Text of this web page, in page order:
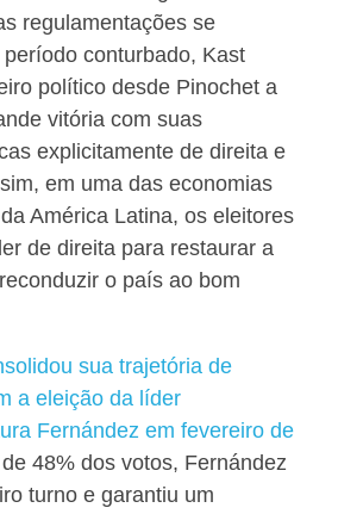
regulamentações se
conturbado, Kast
político desde Pinochet a
vitória com suas
explicitamente de direita e
em uma das economias
América Latina, os eleitores
de direita para restaurar a
o país ao bom
sua trajetória de
a eleição da líder
Fernández em fevereiro de
48% dos votos, Fernández
turno e garantiu um